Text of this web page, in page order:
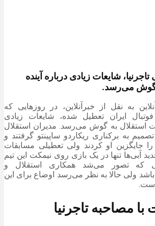
شایعات زیادی درباره آینده
گوش می‌رسد.
به نقل از خبرآنلاین، در روز‌هایی که
ایران تعطیل شده، شایعات زیادی
استقلال به گوش می‌رسد. مدیران استقلال
به برکناری ریکاردو ساپینتو گرفتند و
جایگزین او کردند ولی تعطیلی مسابقات
آبی‌ها تنها در یک بازی روی نیمکت این تیم
که تصور می‌شد همکاری استقلال و
باشد ولی حالا به نظر می‌رسد اوضاع برای این
مصاحبه تاجرنیا